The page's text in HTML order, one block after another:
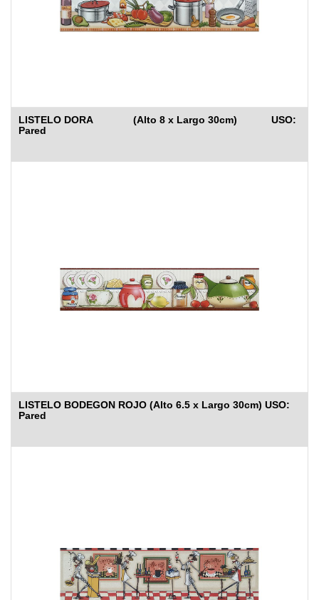
LISTELO DORA (Alto 8 x Largo 30cm) USO:
Pared
LISTELO BODEGON ROJO (Alto 6.5 x Largo 30cm) USO:
Pared